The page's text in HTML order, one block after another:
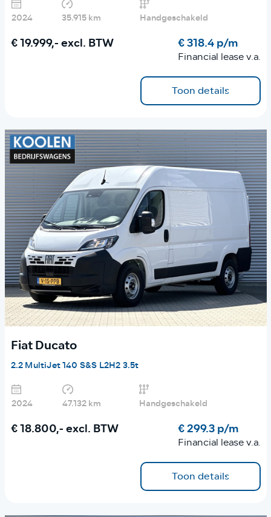
2024 35.915 km Handgeschakeld
€ 19.999,-excl. BTW € 318.4 p/m
Financial lease v.a.
Toon details
Fiat Ducato
2.2 MultiJet 140 S&S L2H2 3.5t
2024 47.132 km Handgeschakeld
€ 18.800,-excl. BTW € 299.3 p/m
Financial lease v.a.
Toon details